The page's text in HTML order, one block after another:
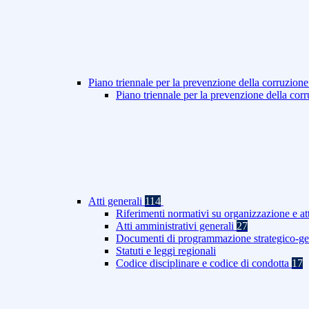
Piano triennale per la prevenzione della
Piano triennale per la prevenzione della
Atti generali 114
Riferimenti normativi su organizzazione e
Atti amministrativi generali 27
Documenti di programmazione strategico-
Statuti e leggi regionali
Codice disciplinare e codice di condotta 17